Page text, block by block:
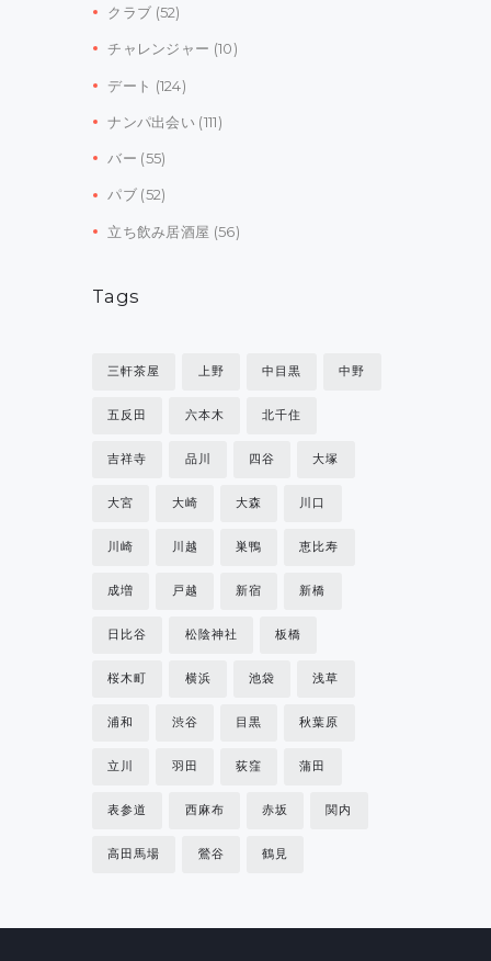
クラブ (52)
チャレンジャー (10)
デート (124)
ナンパ出会い (111)
バー (55)
パブ(52)
立ち飲み居酒屋 (56)
Tags
三軒茶屋 上野 中目黒 中野
五反田 六本木 北千住
吉祥寺 品川 四谷 大塚
大宮 大崎 大森 川口
川崎 川越 巣鴨 恵比寿
成増 戸越 新宿 新橋
日比谷 松陰神社 板橋
桜木町 横浜 池袋 浅草
浦和 渋谷 目黒 秋葉原
立川 羽田 荻窪 蒲田
表参道 西麻布 赤坂 関内
高田馬場 鶯谷 鶴見